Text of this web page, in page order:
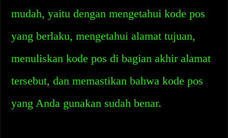
mudah, yaitu dengan mengetahui kode pos
yang berlaku, mengetahui alamat tujuan,
menuliskan kode pos di bagian akhir alamat
tersebut, dan memastikan bahwa kode pos
yang Anda gunakan sudah benar.